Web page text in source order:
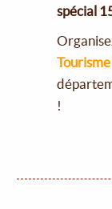
spécial
!